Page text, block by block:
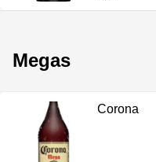
Megas
Corona